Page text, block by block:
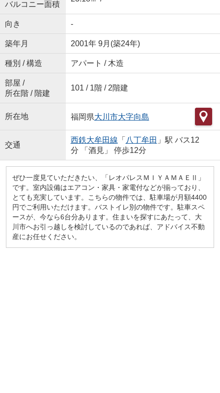
バルコニー面積
向き -
築年月 2001年 9月(築24年)
種別 / 構造 アパート / 木造
部屋 /
所在階 / 階建
101 / 1階 / 2階建
所在地 福岡県大川市大字向島
交通
西鉄大牟田線 「 八丁牟田 」駅 バス12
分 「酒見」 停歩12分
ぜひ一度見ていただきたい、「レオパレスＭＩＹＡＭＡＥⅡ」
です。室内設備はエアコン・家具・家電付などが揃っており、
とても充実しています。こちらの物件では、駐車場が月額4400
円でご利用いただけます。バストイレ別の物件です。駐車スペ
ースが、今なら6台分あります。住まいを探すにあたって、大
川市へお引っ越しを検討しているのであれば、アドバイス不動
産にお任せください。